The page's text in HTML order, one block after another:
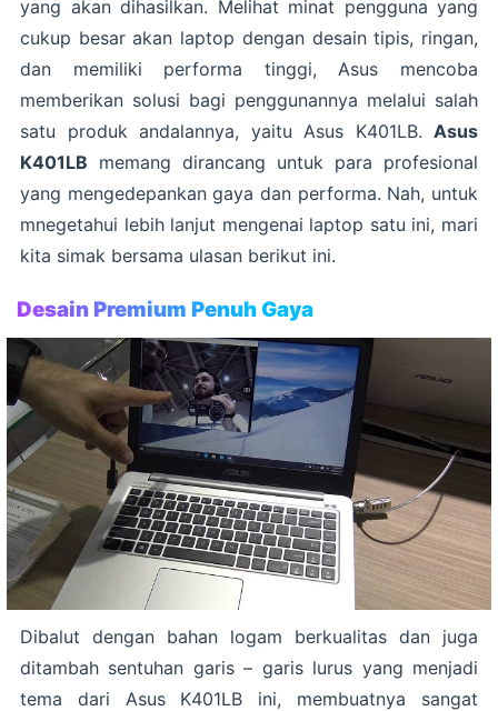
yang akan dihasilkan. Melihat minat pengguna yang
cukup besar akan laptop dengan desain tipis, ringan,
dan memiliki performa tinggi, Asus mencoba
memberikan solusi bagi penggunannya melalui salah
satu produk andalannya, yaitu Asus K401LB. Asus
K401LB memang dirancang untuk para profesional
yang mengedepankan gaya dan performa. Nah, untuk
mnegetahui lebih lanjut mengenai laptop satu ini, mari
kita simak bersama ulasan berikut ini.
Desain Premium Penuh Gaya
Dibalut dengan bahan logam berkualitas dan juga
ditambah sentuhan garis – garis lurus yang menjadi
tema dari Asus K401LB ini, membuatnya sangat